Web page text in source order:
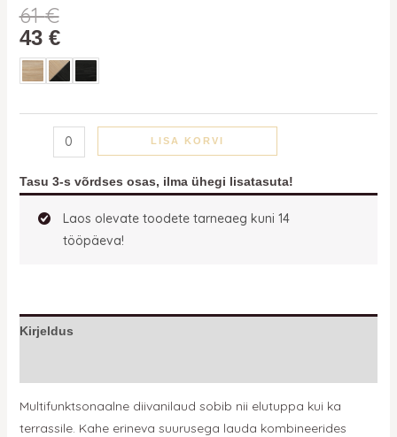
61€
43 €
LISA KORVI
Tasu 3-s võrdses osas, ilma ühegi lisatasuta!
Laos olevate toodete tarneaeg kuni 14
tööpäeva!
Kirjeldus
Multifunktsonaalne diivanilaud sobib nii elutuppa kui ka
terrassile. Kahe erineva suurusega lauda kombineerides